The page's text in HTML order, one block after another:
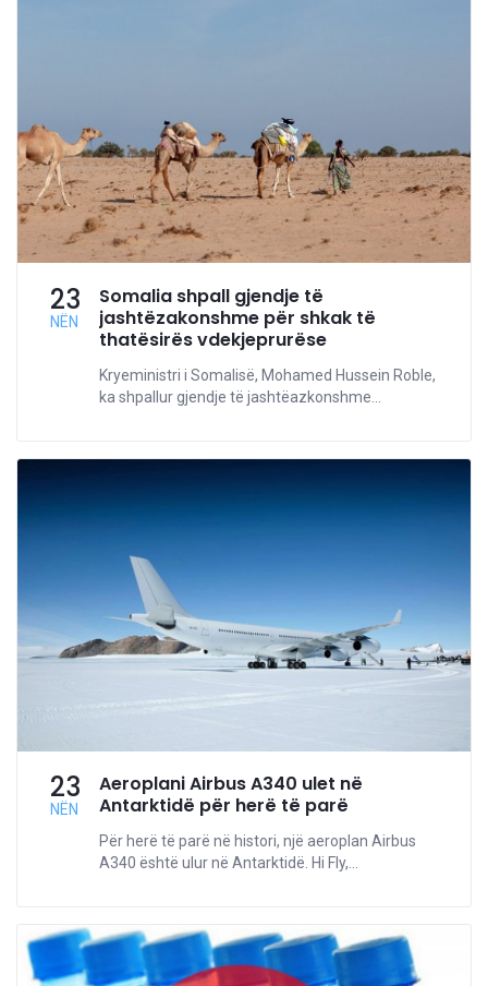
23
NËN
Somalia shpall gjendje të
jashtëzakonshme për shkak të
thatësirës vdekjeprurëse
Kryeministri i Somalisë, Mohamed Hussein Roble,
ka shpallur gjendje të jashtëazkonshme...
23
NËN
Aeroplani Airbus A340 ulet në
Antarktidë për herë të parë
Për herë të parë në histori, një aeroplan Airbus
A340 është ulur në Antarktidë. Hi Fly,...